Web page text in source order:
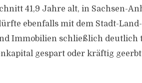
41,9 Jahre alt, in Sachsen-
ebenfalls mit dem Stadt-
Immobilien schließlich deutlich
gespart oder kräftig geerbt